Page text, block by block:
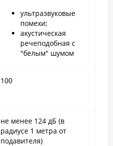
ультразвуковые
помехи;
акустическая
речеподобная с
"белым" шумом
100
не менее 124 дБ (в
радиусе 1 метра от
подавителя)